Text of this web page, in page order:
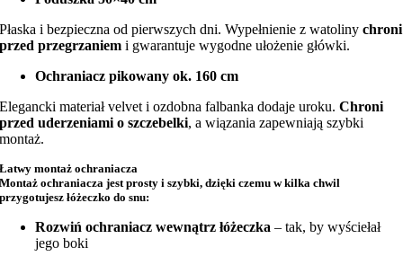
Płaska i bezpieczna od pierwszych dni. Wypełnienie z watolinychroni
przed przegrzaniem i gwarantuje wygodne ułożenie główki.
Ochraniacz pikowany ok. 160 cm
Elegancki materiał velvet i ozdobna falbanka dodaje uroku.Chroni
przed uderzeniami o szczebelki, a wiązania zapewniają szybki
montaż.
Łatwy montaż ochraniacza
Montaż ochraniacza jest prosty i szybki, dzięki czemu w kilka chwil
przygotujesz łóżeczko do snu:
Rozwiń ochraniacz wewnątrz łóżeczka – tak, by wyściełał
jego boki